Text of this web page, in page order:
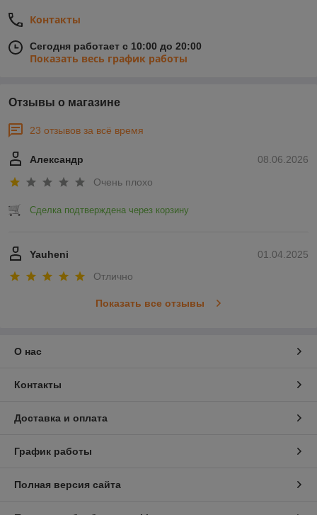
Контакты
Сегодня работает с 10:00 до 20:00
Показать весь график работы
Отзывы о магазине
23 отзывов за всё время
08.06.2026
Александр
Очень плохо
Сделка подтверждена через корзину
01.04.2025
Yauheni
Отлично
Показать все отзывы
О нас
Контакты
Доставка и оплата
График работы
Полная версия сайта